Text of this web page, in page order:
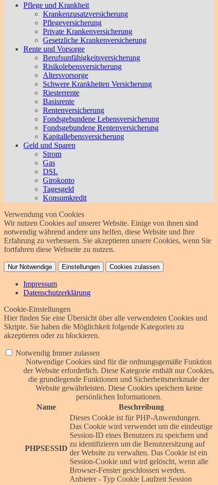
Pflege und Krankheit
Krankenzusatzversicherung
Pflegeversicherung
Private Krankenversicherung
Gesetzliche Krankenversicherung
Rente und Vorsorge
Berufs­unfähigkeitsversicherung
Risikolebensversicherung
Altersvorsorge
Schwere Krankheiten Versicherung
Riesterrente
Basisrente
Rentenversicherung
Fondsgebundene Lebensversicherung
Fondsgebundene Rentenversicherung
Kapitallebensversicherung
Geld und Sparen
Strom
Gas
DSL
Girokonto
Tagesgeld
Konsumkredit
Verwendung von Cookies
Wir nutzen Cookies auf unserer Website. Einige von ihnen sind
notwendig während andere uns helfen, diese Website und Ihre
Erfahrung zu verbessern. Sie akzeptieren unsere Cookies, wenn Sie
fortfahren diese Webseite zu nutzen.
Nur Notwendige Einstellungen Cookies zulassen
Impressum
Datenschutzerklärung
Cookie-Einstellungen
Hier finden Sie eine Übersicht über alle verwendeten Cookies und
Skripte. Sie haben die Möglichkeit folgende Kategorien zu
akzeptieren oder zu blockieren.
Notwendig Immer zulassen
Notwendige Cookies sind für die ordnungsgemäße Funktion
der Website erforderlich. Diese Kategorie enthält nur Cookies,
die grundlegende Funktionen und Sicherheitsmerkmale der
Website gewährleisten. Diese Cookies speichern keine
persönlichen Informationen.
Name
Beschreibung
PHPSESSID
Dieses Cookie ist für PHP-Anwendungen.
Das Cookie wird verwendet um die eindeutige
Session-ID eines Benutzers zu speichern und
zu identifizieren um die Benutzersitzung auf
der Website zu verwalten. Das Cookie ist ein
Session-Cookie und wird gelöscht, wenn alle
Browser-Fenster geschlossen werden.
Anbieter - Typ Cookie Laufzeit Session